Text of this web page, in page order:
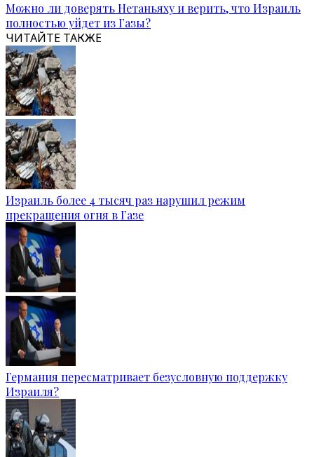
Можно ли доверять Нетаньяху и верить, что Израиль
полностью уйдет из Газы?
ЧИТАЙТЕ ТАКЖЕ
Израиль более 4 тысяч раз нарушил режим
прекращения огня в Газе
Германия пересматривает безусловную поддержку
Израиля?